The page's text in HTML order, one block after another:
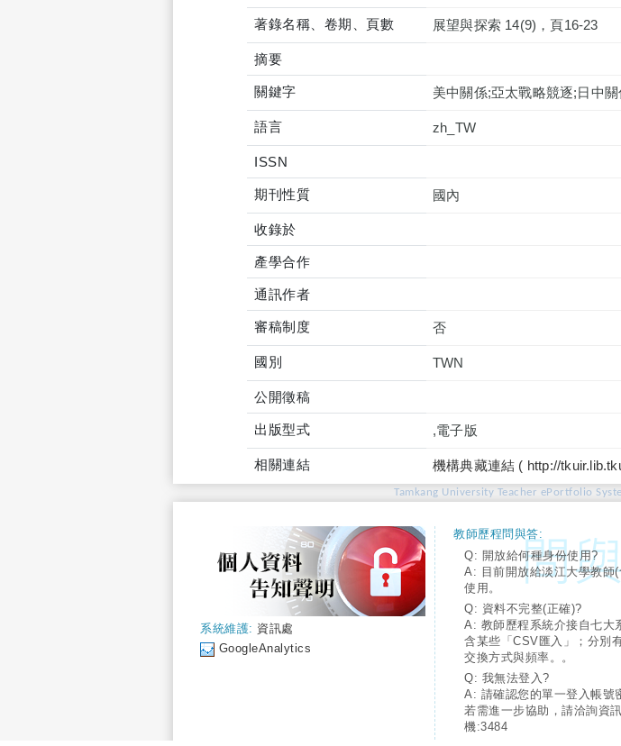
著錄名稱、卷期、頁數 展望與探索 14(9)，頁16-23
摘要
關鍵字 美中關係;亞太戰略競逐;日中關
語言 zh_TW
ISSN
期刊性質 國內
收錄於
產學合作
通訊作者
審稿制度 否
國別 TWN
公開徵稿
出版型式 ,電子版
相關連結 機構典藏連結 ( http://
Tamkang University Teacher ePortfolio
系統維護: 資訊處
GoogleAnalytics
教師歷程問與答:
Q: 開放給何種身份使用?
A: 目前開放給淡江大學教師
使用。
Q: 資料不完整(正確)?
A: 教師歷程系統介接自七大
含某些「CSV匯入」；分別
交換方式與頻率。。
Q: 我無法登入?
A: 請確認您的單一登入帳號
若需進一步協助，請洽詢資
機:3484